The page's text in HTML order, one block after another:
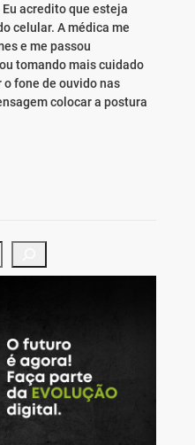
acredito que esteja
celular. A médica me
e me passou
tomando mais cuidado
fone de ouvido nas
colocar a postura